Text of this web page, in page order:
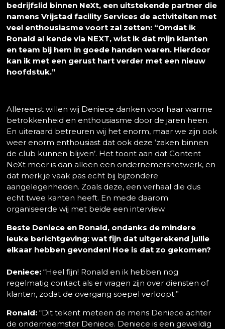
bedrijfslid binnen NeXt, een uitstekende partner die
namens Vrijstad facility Services de activiteiten met
veel enthousiasme voort zal zetten: “Omdat ik
Ronald al kende via NEXT, wist ik dat mijn klanten
en team bij hem in goede handen waren. Hierdoor
kan ik met een gerust hart verder met een nieuw
hoofdstuk.”
Allereerst willen wij Deniece danken voor haar warme
betrokkenheid en enthousiasme door de jaren heen.
En uiteraard betreuren wij het enorm, maar we zijn ook
weer enorm enthousiast dat ook deze ‘zaken binnen
de club kunnen blijven’. Het toont aan dat Content
NeXt meer is dan alleen een ondernemersnetwerk, en
dat merk je vaak pas echt bij bijzondere
aangelegenheden. Zoals deze, een verhaal die dus
echt twee kanten heeft. En mede daarom
organiseerde wij met beide een interview.
Beste Deniece en Ronald, ondanks de mindere
leuke berichtgeving: wat fijn dat uitgerekend jullie
elkaar hebben gevonden! Hoe is dat zo gekomen?
Deniece:“Heel fijn! Ronald en ik hebben nog
regelmatig contact als er vragen zijn over diensten of
klanten, zodat de overgang soepel verloopt.”
Ronald:“Dit tekent meteen de mens Deniece achter
de onderneemster Deniece. Deniece is een geweldig